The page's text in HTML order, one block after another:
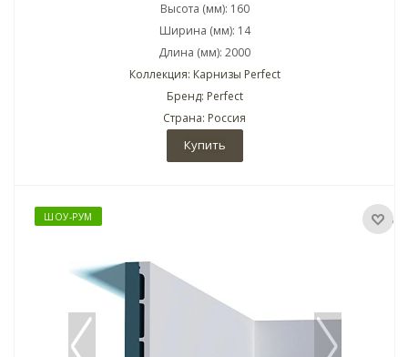
Высота (мм): 160
Ширина (мм): 14
Длина (мм): 2000
Коллекция: Карнизы Perfect
Бренд: Perfect
Страна: Россия
Купить
ШОУ-РУМ